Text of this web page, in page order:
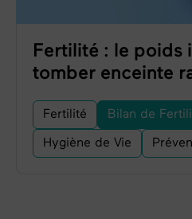
Fertilité : le poids
tomber enceinte
Fertilité Bilan de
Hygiène de Vie